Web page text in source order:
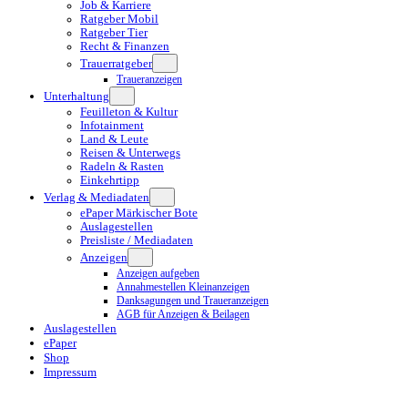
Job & Karriere
Ratgeber Mobil
Ratgeber Tier
Recht & Finanzen
Trauerratgeber
Traueranzeigen
Unterhaltung
Feuilleton & Kultur
Infotainment
Land & Leute
Reisen & Unterwegs
Radeln & Rasten
Einkehrtipp
Verlag & Mediadaten
ePaper Märkischer Bote
Auslagestellen
Preisliste / Mediadaten
Anzeigen
Anzeigen aufgeben
Annahmestellen Kleinanzeigen
Danksagungen und Traueranzeigen
AGB für Anzeigen & Beilagen
Auslagestellen
ePaper
Shop
Impressum